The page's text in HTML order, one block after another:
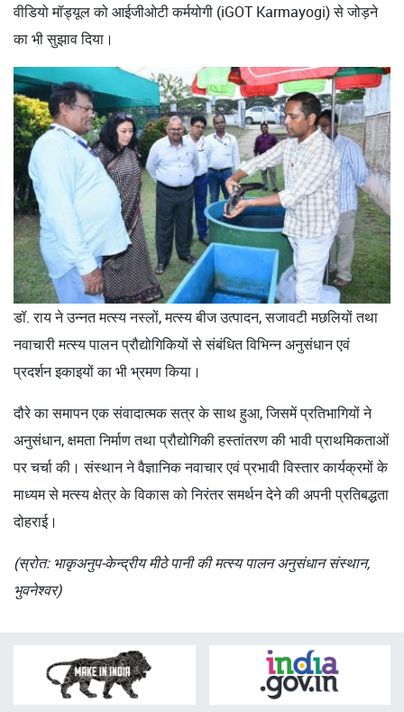
वीडियो मॉड्यूल को आईजीओटी कर्मयोगी (iGOT Karmayogi) से जोड़ने
का भी सुझाव दिया।
डॉ. राय ने उन्नत मत्स्य नस्लों, मत्स्य बीज उत्पादन, सजावटी मछलियों तथा
नवाचारी मत्स्य पालन प्रौद्योगिकियों से संबंधित विभिन्न अनुसंधान एवं
प्रदर्शन इकाइयों का भी भ्रमण किया।
दौरे का समापन एक संवादात्मक सत्र के साथ हुआ, जिसमें प्रतिभागियों ने
अनुसंधान, क्षमता निर्माण तथा प्रौद्योगिकी हस्तांतरण की भावी प्राथमिकताओं
पर चर्चा की। संस्थान ने वैज्ञानिक नवाचार एवं प्रभावी विस्तार कार्यक्रमों के
माध्यम से मत्स्य क्षेत्र के विकास को निरंतर समर्थन देने की अपनी प्रतिबद्धता
दोहराई।
(स्रोत: भाकृअनुप-केन्द्रीय मीठे पानी की मत्स्य पालन अनुसंधान संस्थान,
भुवनेश्वर)